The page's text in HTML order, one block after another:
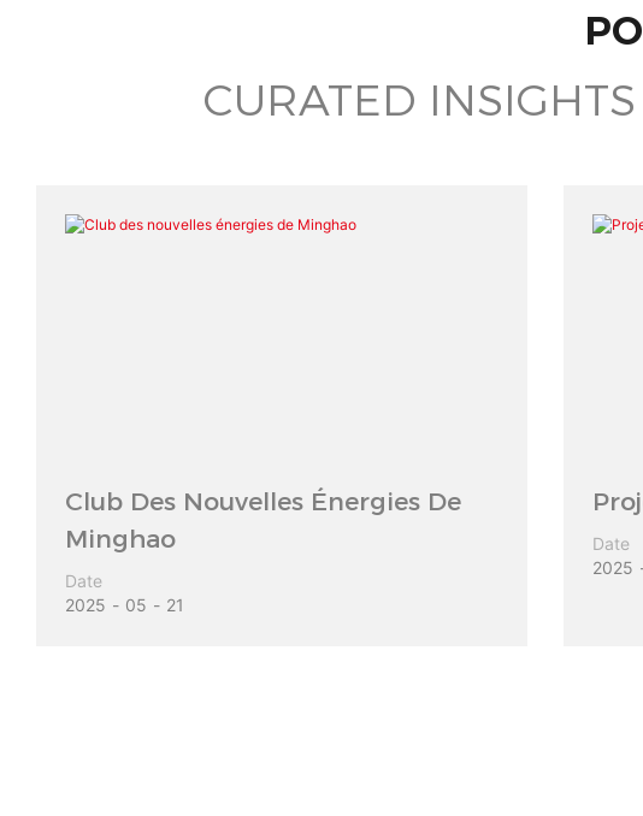
CURATED
Club Des Nouvelles Énergies De
Minghao
Date
2025
05 21
Date
2025